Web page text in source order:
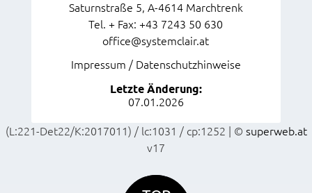
Saturnstraße 5, A-4614 Marchtrenk
Tel. + Fax: +43 7243 50 630
office@systemclair.at
Impressum / Datenschutzhinweise
Letzte Änderung:
07.01.2026
(L:221-Det22/K:2017011) / lc:1031 / cp:1252 | © superweb.at
v17